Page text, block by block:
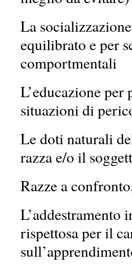
La
equilibrato e per
comportmentali
L’educazione
situazioni di
Le doti naturali
razza e/o il
Razze a
L’addestramento
rispettosa per il